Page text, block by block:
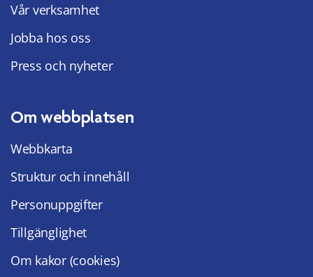
Vår verksamhet
Jobba hos oss
Press och nyheter
Om webbplatsen
Webbkarta
Struktur och innehåll
Personuppgifter
Tillgänglighet
Om kakor (cookies)